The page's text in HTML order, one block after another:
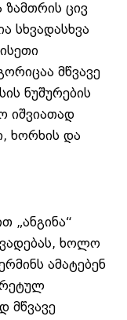
ცივ
სხვადასხვა
მწვავე
ნუშურების
იშვიათად
ხორხის და
„ანგინა“
ხოლო
ამატებენ
მწვავე